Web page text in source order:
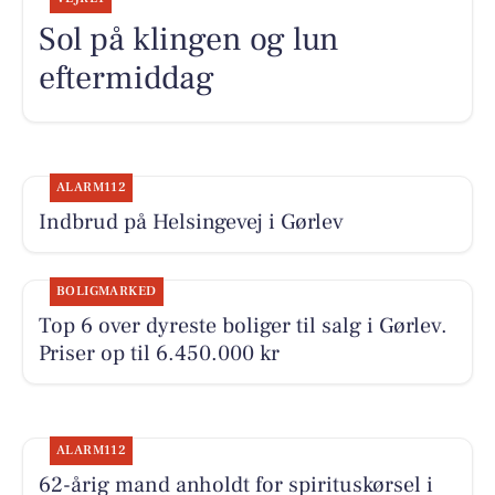
Sol på klingen og lun
eftermiddag
ALARM112
Indbrud på Helsingevej i Gørlev
BOLIGMARKED
Top 6 over dyreste boliger til salg i Gørlev.
Priser op til 6.450.000 kr
ALARM112
62-årig mand anholdt for spirituskørsel i